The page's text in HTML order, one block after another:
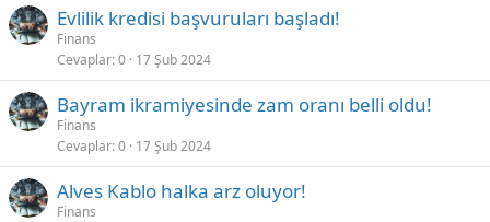
Evlilik kredisi başvuruları başladı!
Finans
Cevaplar 0 17 Şub 2024
Bayram ikramiyesinde zam oranı belli oldu!
Finans
Cevaplar 0 17 Şub 2024
Alves Kablo halka arz oluyor!
Finans